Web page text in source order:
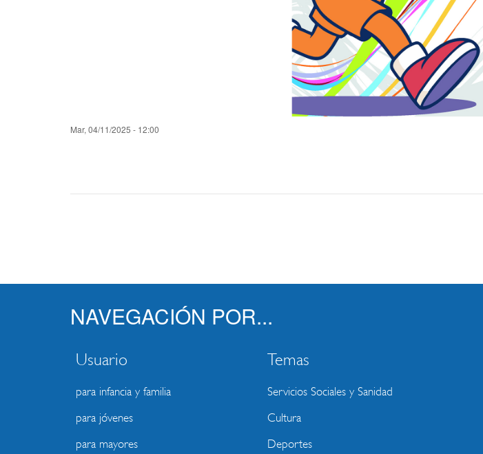
fecha
Mar, 04/11/2025 - 12:00
NAVEGACIÓN POR...
Usuario
para infancia y familia
para jóvenes
para mayores
Temas
Servicios Sociales y Sanidad
Cultura
Deportes